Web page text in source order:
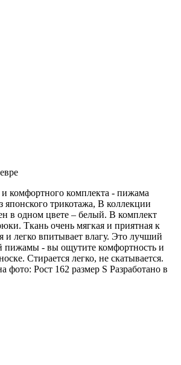
комфортного комплекта - пижама
трикотажа, В коллекции
в одном цвете – белый. В комплект
Ткань очень мягкая и приятная к
и легко впитывает влагу. Это лучший
пижамы - вы ощутите комфортность и
Стирается легко, не скатывается.
фото: Рост 162 размер S Paзpaботaно в